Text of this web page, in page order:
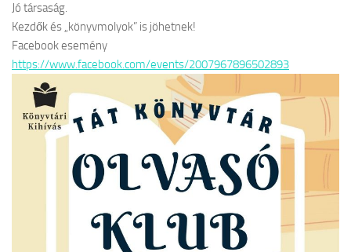
Jó társaság.
Kezdők és „könyvmolyok” is jöhetnek!
Facebook esemény
https://www.facebook.com/events/2007967896502893